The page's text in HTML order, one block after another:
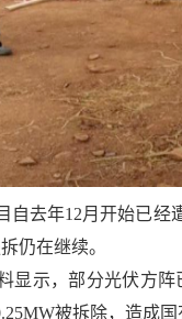
自去年12月开始已经
仍在继续。
显示，部分光伏方
被拆除，造成国